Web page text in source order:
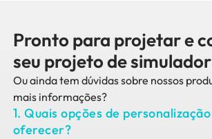
Pronto para projetar e
seu projeto de
Ou ainda tem dúvidas sobre nossos
mais informações?
1. Quais opções de
oferecer?